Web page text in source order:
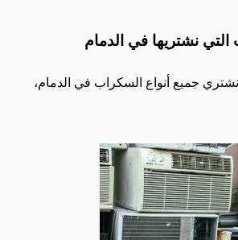
جميع أنواع السكراب في الدمام،